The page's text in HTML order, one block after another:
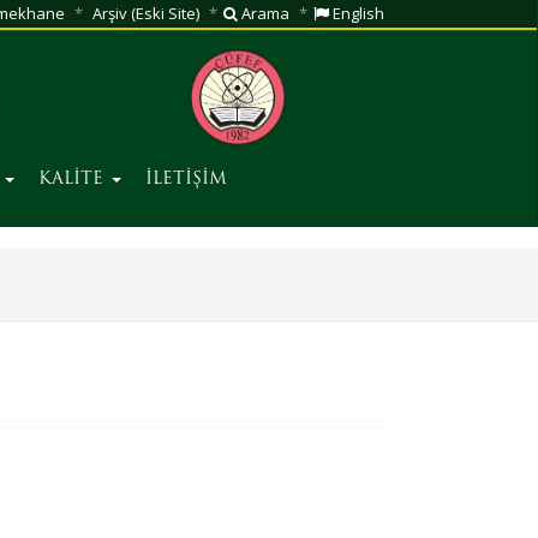
Arşiv (Eski Site) Arama English
KALİTE İLETİŞİM